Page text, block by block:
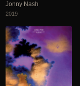
Jonny Nash
2019